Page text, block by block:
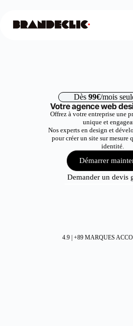
Dès 99€/mois
Votre agence web
Offrez à votre entreprise une
unique et
Nos experts en design et
pour créer un site sur mesure
identité.
Démarrer
Demander un devis
4.9 | +89 MARQUES